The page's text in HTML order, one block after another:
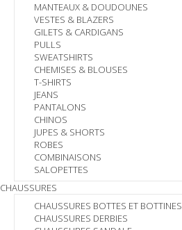
MANTEAUX & DOUDOUNES
VESTES & BLAZERS
GILETS & CARDIGANS
PULLS
SWEATSHIRTS
CHEMISES & BLOUSES
T-SHIRTS
JEANS
PANTALONS
CHINOS
JUPES & SHORTS
ROBES
COMBINAISONS
SALOPETTES
CHAUSSURES
CHAUSSURES BOTTES ET BOTTINES
CHAUSSURES DERBIES